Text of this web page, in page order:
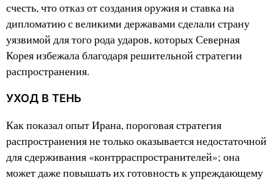
счесть, что отказ от создания оружия и ставка на
дипломатию с великими державами сделали страну
уязвимой для того рода ударов, которых Северная
Корея избежала благодаря решительной стратегии
распространения.
УХОД В ТЕНЬ
Как показал опыт Ирана, пороговая стратегия
распространения не только оказывается недостаточной
для сдерживания «контрраспространителей»; она
может даже повышать их готовность к упреждающему